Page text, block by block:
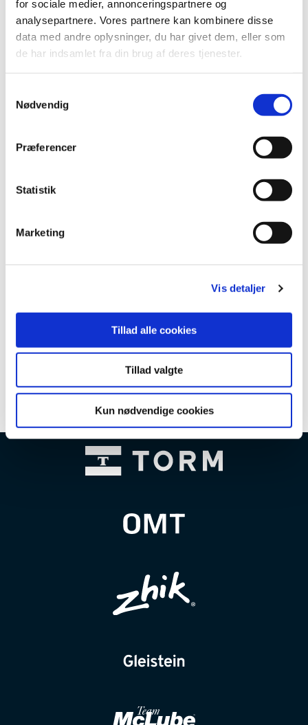
for sociale medier, annonceringspartnere og
analysepartnere. Vores partnere kan kombinere disse
data med andre oplysninger, du har givet dem, eller som
de har indsamlet fra din brug af deres tjenester.
Nødvendig
Præferencer
Statistik
Marketing
Vis detaljer
Tillad alle cookies
Tillad valgte
Kun nødvendige cookies